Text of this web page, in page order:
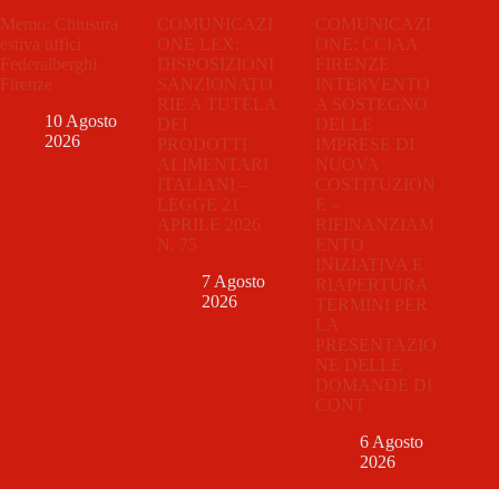
Memo: Chiusura
estiva uffici
Federalberghi
Firenze
10 Agosto
2026
COMUNICAZI
ONE LEX:
DISPOSIZIONI
SANZIONATO
RIE A TUTELA
DEI
PRODOTTI
ALIMENTARI
ITALIANI –
LEGGE 21
APRILE 2026
N. 75
7 Agosto
2026
COMUNICAZI
ONE: CCIAA
FIRENZE
INTERVENTO
A SOSTEGNO
DELLE
IMPRESE DI
NUOVA
COSTITUZION
E –
RIFINANZIAM
ENTO
INIZIATIVA E
RIAPERTURA
TERMINI PER
LA
PRESENTAZIO
NE DELLE
DOMANDE DI
CONT
6 Agosto
2026